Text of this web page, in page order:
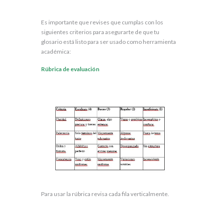
Es importante que revises que cumplas con los
siguientes criterios para asegurarte de que tu
glosario está listo para ser usado como herramienta
académica:
Rúbrica de evaluación
Para usar la rúbrica revisa cada fila verticalmente.